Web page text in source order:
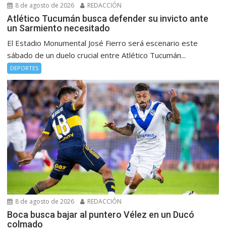
8 de agosto de 2026 REDACCIÓN
Atlético Tucumán busca defender su invicto ante
un Sarmiento necesitado
El Estadio Monumental José Fierro será escenario este
sábado de un duelo crucial entre Atlético Tucumán...
DEPORTES
8 de agosto de 2026 REDACCIÓN
Boca busca bajar al puntero Vélez en un Ducó
colmado